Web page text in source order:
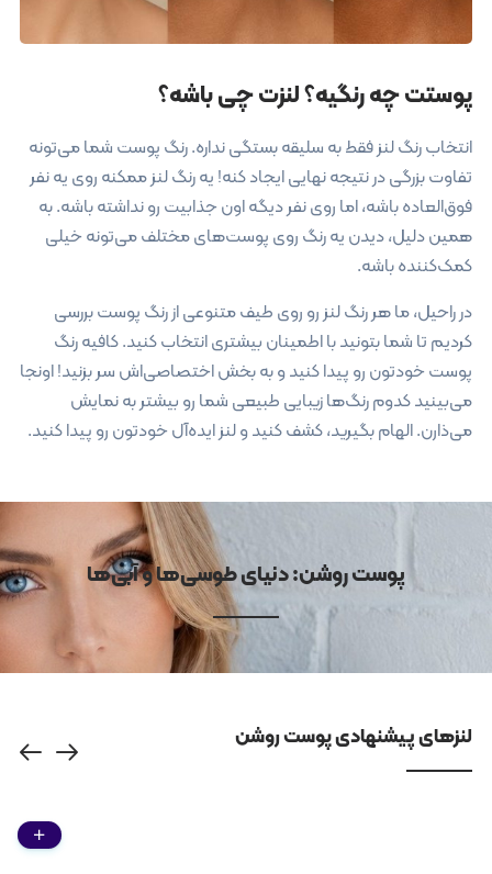
پوستت چه رنگیه؟ لنزت چی باشه؟
انتخاب رنگ لنز فقط به سلیقه بستگی نداره. رنگ پوست شما می‌تونه
تفاوت بزرگی در نتیجه نهایی ایجاد کنه! یه رنگ لنز ممکنه روی یه نفر
فوق‌العاده باشه، اما روی نفر دیگه اون جذابیت رو نداشته باشه. به
همین دلیل، دیدن یه رنگ روی پوست‌های مختلف می‌تونه خیلی
کمک‌کننده باشه.
در راحیل، ما هر رنگ لنز رو روی طیف متنوعی از رنگ پوست بررسی
کردیم تا شما بتونید با اطمینان بیشتری انتخاب کنید. کافیه رنگ
پوست خودتون رو پیدا کنید و به بخش اختصاصی‌اش سر بزنید! اونجا
می‌بینید کدوم رنگ‌ها زیبایی طبیعی شما رو بیشتر به نمایش
می‌ذارن. الهام بگیرید، کشف کنید و لنز ایده‌آل خودتون رو پیدا کنید.
پوست روشن: دنیای طوسی‌ها و آبی‌ها
لنزهای پیشنهادی پوست روشن